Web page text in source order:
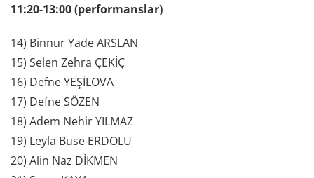
11:20-13:00 (performanslar)
14) Binnur Yade ARSLAN
15) Selen Zehra ÇEKİÇ
16) Defne YEŞİLOVA
17) Defne SÖZEN
18) Adem Nehir YILMAZ
19) Leyla Buse ERDOLU
20) Alin Naz DİKMEN